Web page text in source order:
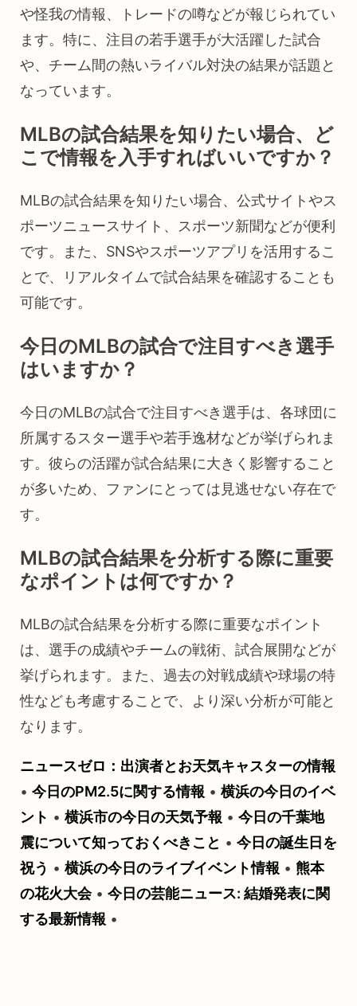
や怪我の情報、トレードの噂などが報じられてい
ます。特に、注目の若手選手が大活躍した試合
や、チーム間の熱いライバル対決の結果が話題と
なっています。
MLBの試合結果を知りたい場合、ど
こで情報を入手すればいいですか？
MLBの試合結果を知りたい場合、公式サイトやス
ポーツニュースサイト、スポーツ新聞などが便利
です。また、SNSやスポーツアプリを活用するこ
とで、リアルタイムで試合結果を確認することも
可能です。
今日のMLBの試合で注目すべき選手
はいますか？
今日のMLBの試合で注目すべき選手は、各球団に
所属するスター選手や若手逸材などが挙げられま
す。彼らの活躍が試合結果に大きく影響すること
が多いため、ファンにとっては見逃せない存在で
す。
MLBの試合結果を分析する際に重要
なポイントは何ですか？
MLBの試合結果を分析する際に重要なポイント
は、選手の成績やチームの戦術、試合展開などが
挙げられます。また、過去の対戦成績や球場の特
性なども考慮することで、より深い分析が可能と
なります。
ニュースゼロ：出演者とお天気キャスターの情報
• 今日のPM2.5に関する情報 • 横浜の今日のイベ
ント • 横浜市の今日の天気予報 • 今日の千葉地
震について知っておくべきこと • 今日の誕生日を
祝う • 横浜の今日のライブイベント情報 • 熊本
の花火大会• 今日の芸能ニュース: 結婚発表に関
する最新情報 •